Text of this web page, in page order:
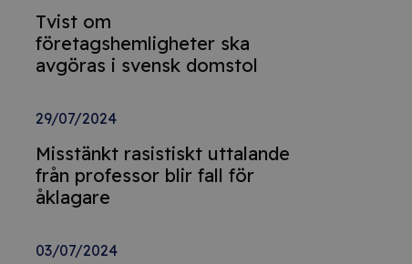
Tvist om
företagshemligheter ska
avgöras i svensk domstol
29/07/2024
Misstänkt rasistiskt uttalande
från professor blir fall för
åklagare
03/07/2024